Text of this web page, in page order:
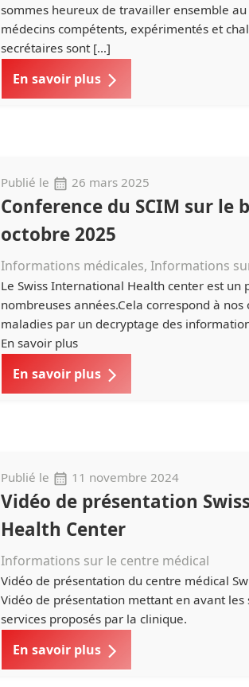
sommes heureux de travailler ensemble au
médecins compétents, expérimentés et
secrétaires sont […]
En savoir plus
Publié le 26 mars 2025
Conference du SCIM sur le
octobre 2025
Informations médicales, Informations
Le Swiss International Health center est un
nombreuses années.Cela correspond à
maladies par un decryptage des
En savoir plus
En savoir plus
Publié le 11 novembre 2024
Vidéo de présentation
Health Center
Informations sur le centre médical
Vidéo de présentation du centre médical
Vidéo de présentation mettant en avant les
services proposés par la clinique.
En savoir plus